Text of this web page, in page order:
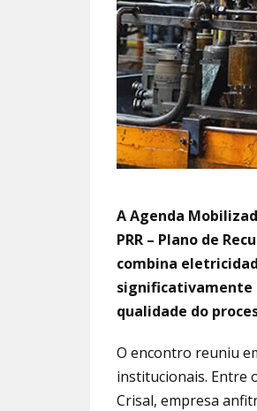
A Agenda
PRR – Plano de
combina
significativamente
qualidade do
O encontro reuniu
institucionais. Entre
Crisal, empresa